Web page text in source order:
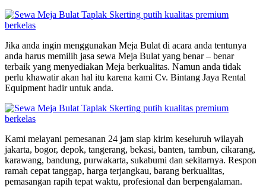
Jika anda ingin menggunakan Meja Bulat di acara anda tentunya
anda harus memilih jasa sewa Meja Bulat yang benar – benar
terbaik yang menyediakan Meja berkualitas. Namun anda tidak
perlu khawatir akan hal itu karena kami Cv. Bintang Jaya Rental
Equipment hadir untuk anda.
Kami melayani pemesanan 24 jam siap kirim keseluruh wilayah
jakarta, bogor, depok, tangerang, bekasi, banten, tambun, cikarang,
karawang, bandung, purwakarta, sukabumi dan sekitarnya. Respon
ramah cepat tanggap, harga terjangkau, barang berkualitas,
pemasangan rapih tepat waktu, profesional dan berpengalaman.